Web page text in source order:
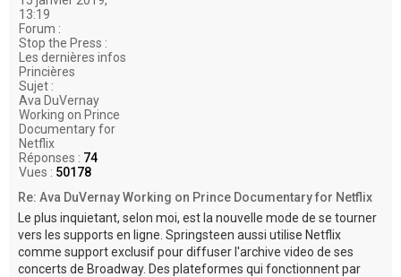
13:19
Forum :
Stop the Press :
Les dernières infos
Princières
Sujet :
Ava DuVernay
Working on Prince
Documentary for
Netflix
Réponses : 74
Vues : 50178
Re: Ava DuVernay Working on Prince Documentary for Netflix
Le plus inquietant, selon moi, est la nouvelle mode de se tourner
vers les supports en ligne. Springsteen aussi utilise Netflix
comme support exclusif pour diffuser l'archive video de ses
concerts de Broadway. Des plateformes qui fonctionnent par